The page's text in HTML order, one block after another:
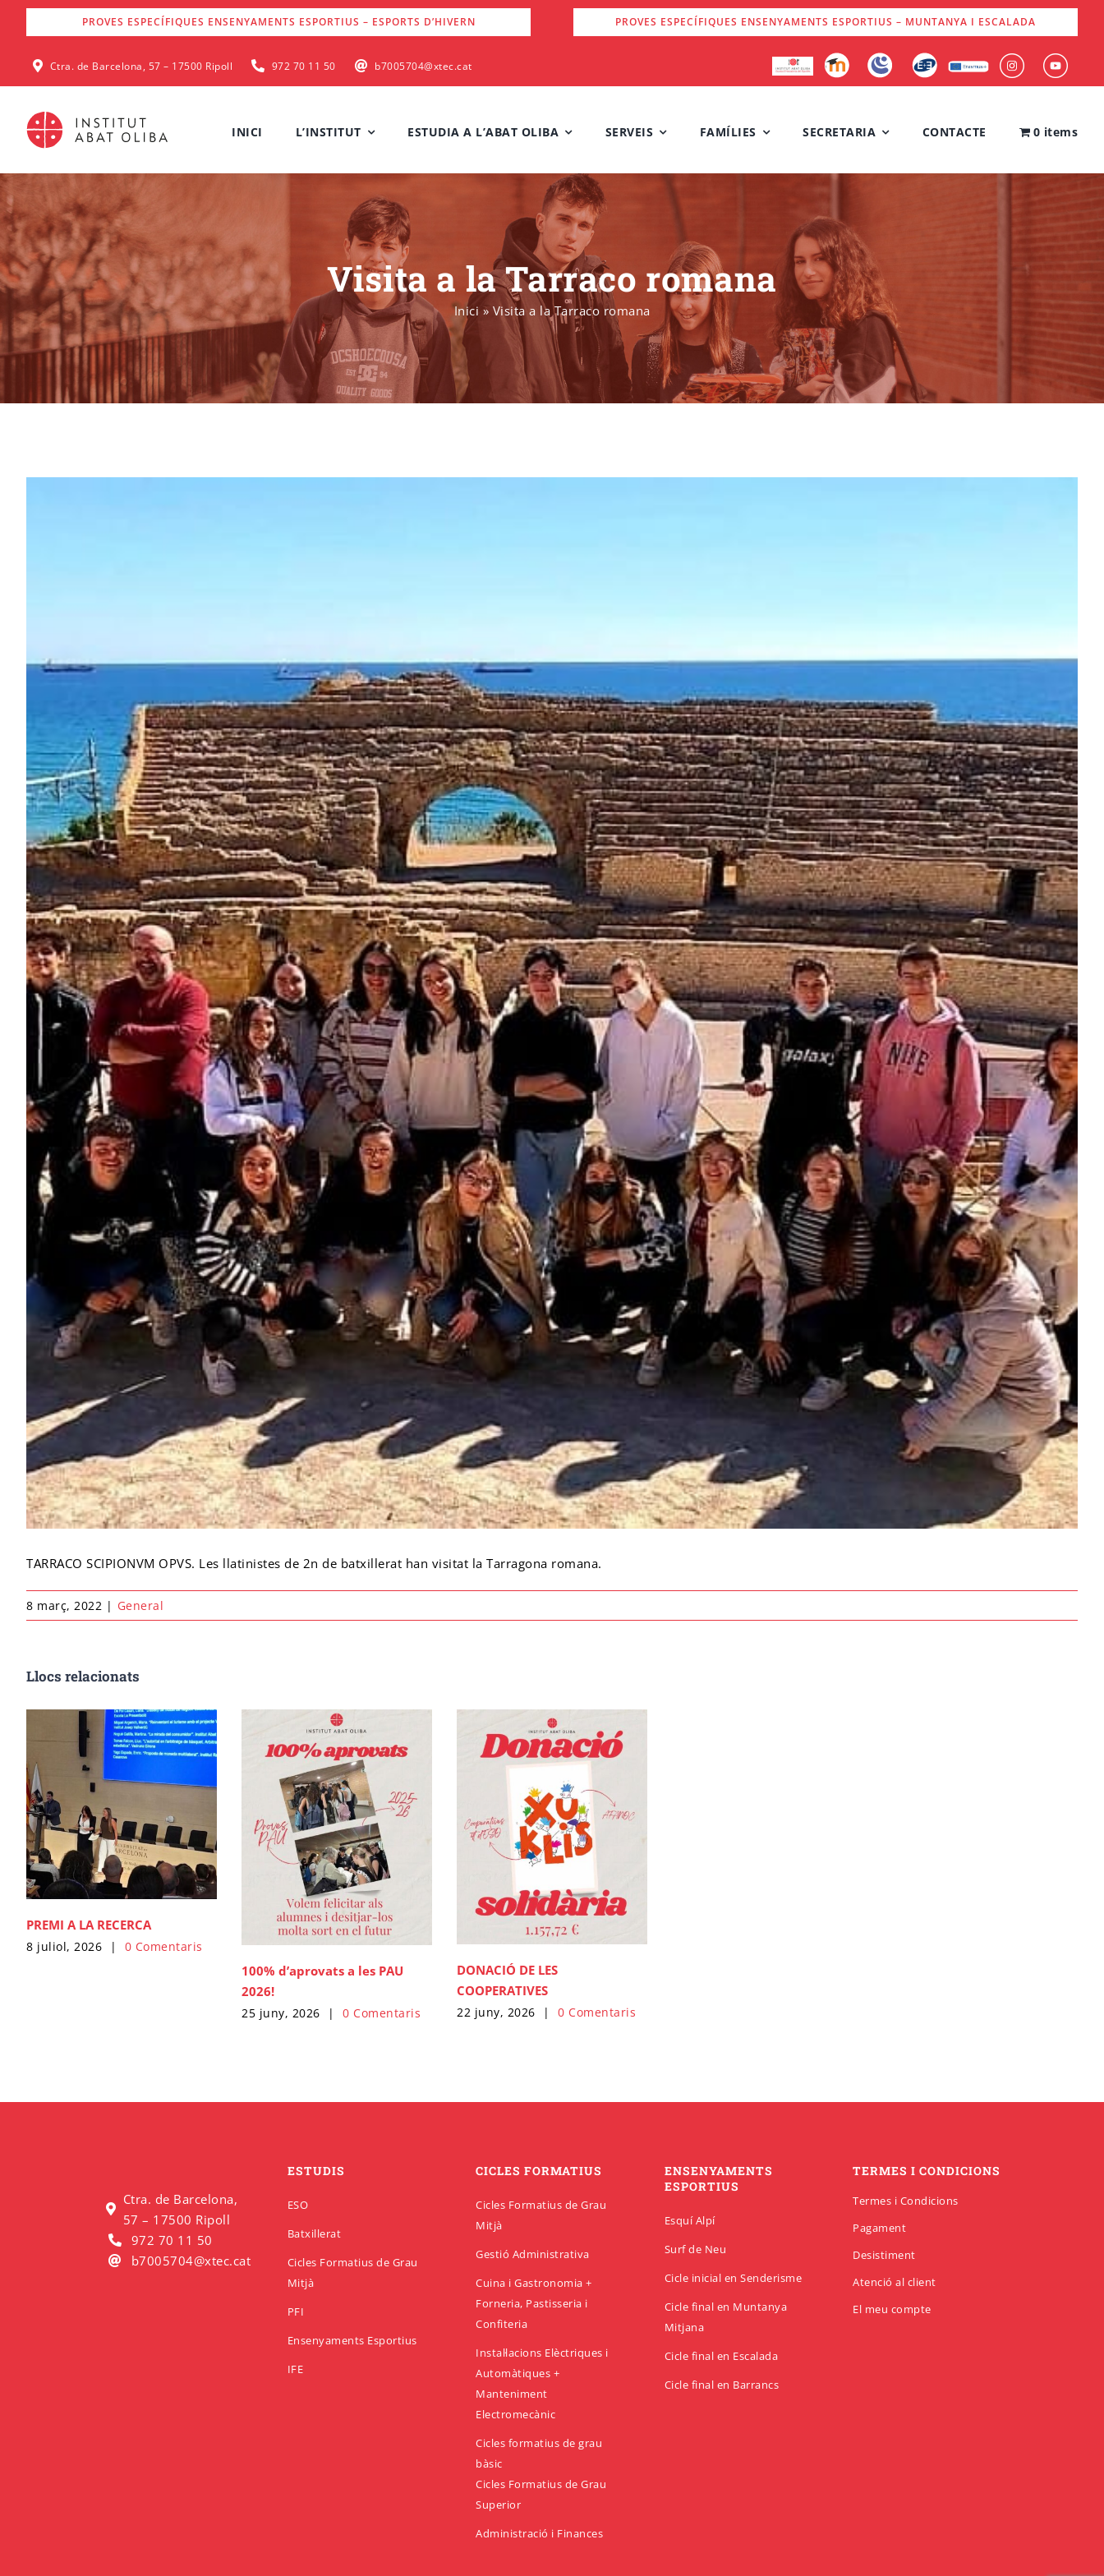
PROVES ESPECÍFIQUES ENSENYAMENTS ESPORTIUS – ESPORTS D’HIVERN PROVES ESPECÍFIQUES ENSENYAMENTS ESPORTIUS – MUNTANYA I ESCALADA
Ctra. de Barcelona, 57 – 17500 Ripoll 972 70 11 50 b7005704@xtec.cat
INICI L’INSTITUT ESTUDIA A L’ABAT OLIBA SERVEIS FAMÍLIES SECRETARIA CONTACTE 0 items
Visita a la Tarraco romana
Inici » Visita a la Tarraco romana
TARRACO SCIPIONVM OPVS. Les llatinistes de 2n de batxillerat han visitat la Tarragona romana.
8 març, 2022 | General
Llocs relacionats
PREMI A LA RECERCA
8 juliol, 2026 | 0 Comentaris
100% d’aprovats a les PAU
2026!
25 juny, 2026 | 0 Comentaris
DONACIÓ DE LES
COOPERATIVES
22 juny, 2026 | 0 Comentaris
Ctra. de Barcelona,
57 – 17500 Ripoll
972 70 11 50
b7005704@xtec.cat
ESTUDIS
ESO
Batxillerat
Cicles Formatius de Grau
Mitjà
PFI
Ensenyaments Esportius
IFE
CICLES FORMATIUS
Cicles Formatius de Grau
Mitjà
Gestió Administrativa
Cuina i Gastronomia +
Forneria, Pastisseria i
Confiteria
Instal·lacions Elèctriques i
Automàtiques +
Manteniment
Electromecànic
Cicles formatius de grau
bàsic
Cicles Formatius de Grau
Superior
Administració i Finances
ENSENYAMENTS
ESPORTIUS
Esquí Alpí
Surf de Neu
Cicle inicial en Senderisme
Cicle final en Muntanya
Mitjana
Cicle final en Escalada
Cicle final en Barrancs
TERMES I CONDICIONS
Termes i Condicions
Pagament
Desistiment
Atenció al client
El meu compte